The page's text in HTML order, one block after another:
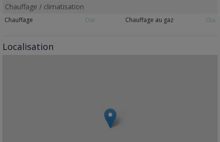
Chauffage / climatisation
Chauffage Oui Chauffage au gaz Oui
Localisation